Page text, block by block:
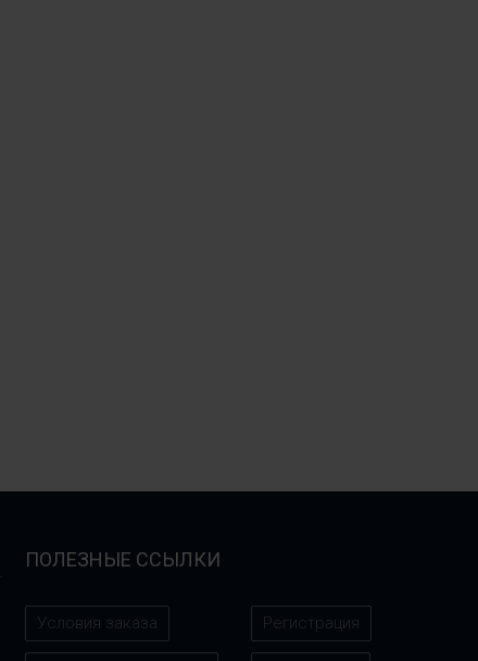
ПОЛЕЗНЫЕ ССЫЛКИ
Условия заказа Регистрация